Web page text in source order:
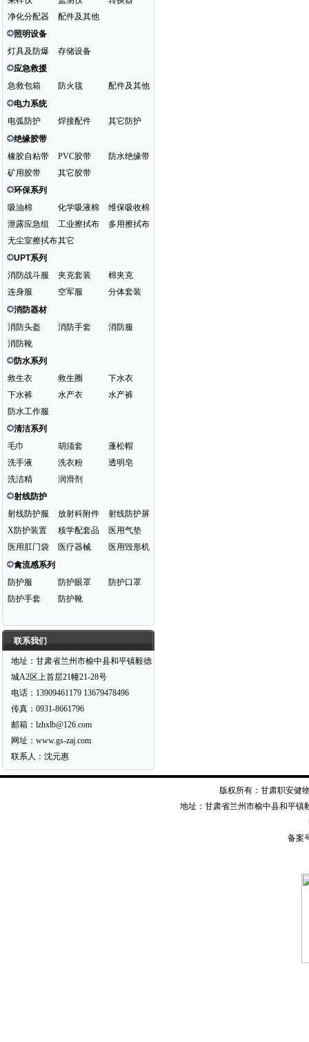
净化分配器
配件及其他
照明设备
灯具及防爆
存储设备
应急救援
急救包箱
防火毯
配件及其他
电力系统
电弧防护
焊接配件
其它防护
绝缘胶带
橡胶自粘带
PVC胶带
防水绝缘带
矿用胶带
其它胶带
环保系列
吸油棉
化学吸液棉
维保吸收棉
泄露应急组
工业擦拭布
多用擦拭布
无尘室擦拭布其它
UPT系列
消防战斗服
夹克套装
棉夹克
连身服
空军服
分体套装
消防器材
消防头盔
消防手套
消防服
消防靴
防水系列
救生衣
救生圈
下水衣
下水裤
水产衣
水产裤
防水工作服
清洁系列
毛巾
胡须套
蓬松帽
洗手液
洗衣粉
透明皂
洗洁精
润滑剂
射线防护
射线防护服
放射科附件
射线防护屏
X防护装置
核学配套品
医用气垫
医用肛门袋
医疗器械
医用毁形机
禽流感系列
防护服
防护眼罩
防护口罩
防护手套
防护靴
联系我们
地址：甘肃省兰州市榆中县和平镇毅德
城A2区上首层21幢21-28号
电话：13909461179 13679478496
传真：0931-8661796
邮箱：lzhxlb@126.com
网址：www.gs-zaj.com
联系人：沈元惠
版权所有：甘肃职安健
地址：甘肃省兰州市榆中县和平镇
备案